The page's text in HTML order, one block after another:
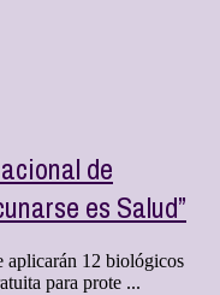
de
es Salud”
aplicarán 12 biológicos
para prote ...